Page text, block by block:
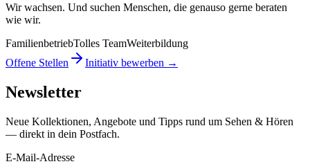
Wir wachsen. Und suchen Menschen, die genauso gerne beraten
wie wir.
FamilienbetriebTolles TeamWeiterbildung
Offene Stellen
Initiativ bewerben →
Newsletter
Neue Kollektionen, Angebote und Tipps rund um Sehen & Hören
— direkt in dein Postfach.
E-Mail-Adresse